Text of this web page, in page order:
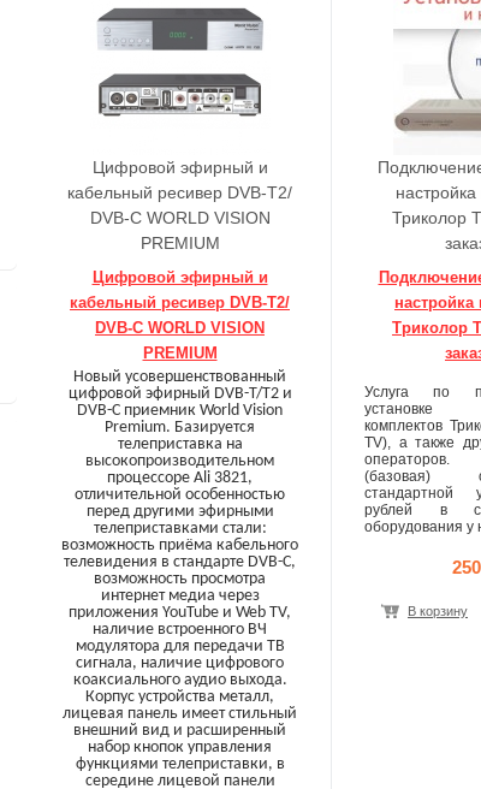
Цифровой эфирный и
кабельный ресивер DVB-T2/
DVB-C WORLD VISION
PREMIUM
Цифровой эфирный и
кабельный ресивер DVB-T2/
DVB-C WORLD VISION
PREMIUM
Новый усовершенствованный
цифровой эфирный DVB-T/T2 и
DVB-C приемник World Vision
Premium. Базируется
телеприставка на
высокопроизводительном
процессоре Ali 3821,
отличительной особенностью
перед другими эфирными
телеприставками стали:
возможность приёма кабельного
телевидения в стандарте DVB-C,
возможность просмотра
интернет медиа через
приложения YouTube и Web TV,
наличие встроенного ВЧ
модулятора для передачи ТВ
сигнала, наличие цифрового
коаксиального аудио выхода.
Корпус устройства металл,
лицевая панель имеет стильный
внешний вид и расширенный
набор кнопок управления
функциями телеприставки, в
середине лицевой панели
Триколор
Триколор
Услуга по
установке
комплектов
TV), а также
(базовая)
стандартной
рублей в
оборудования у
В корзину